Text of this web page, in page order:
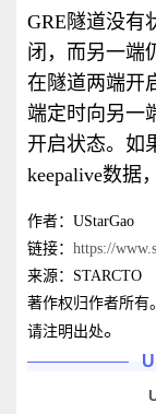
GRE隧道没有
闭，而另一端
在隧道两端开
端定时向另一
开启状态。如
keepalive数据
作者：UStarGao
链接： https://
来源：STARCTO
著作权归作者所有
请注明出处。